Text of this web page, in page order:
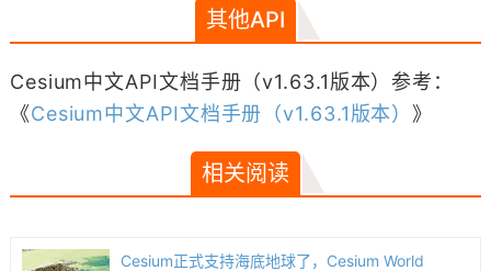
其他API
Cesium中文API文档手册（v1.63.1版本）参考：
《Cesium中文API文档手册（v1.63.1版本） 》
相关阅读
Cesium正式支持海底地球了，Cesium World